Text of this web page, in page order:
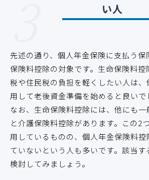
3
い人
先述の通り、個人年金保険に支払う
保険料控除の対象です。生命保険料
税や住民税の負担を軽くしたい人は
用して老後資金準備を始めると良いで
なお、生命保険料控除には、他にも
と介護保険料控除があります。この2
用しているものの、個人年金保険料控
ていないという人も多いです。該当す
検討してみましょう。